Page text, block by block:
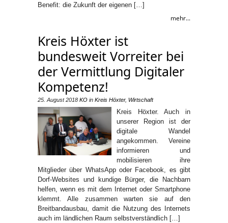
Benefit: die Zukunft der eigenen […]
mehr...
Kreis Höxter ist
bundesweit Vorreiter bei
der Vermittlung Digitaler
Kompetenz!
25. August 2018 KO in Kreis Höxter, Wirtschaft
Kreis Höxter. Auch in
unserer Region ist der
digitale Wandel
angekommen. Vereine
informieren und
mobilisieren ihre
Mitglieder über WhatsApp oder Facebook, es gibt
Dorf-Websites und kundige Bürger, die Nachbarn
helfen, wenn es mit dem Internet oder Smartphone
klemmt. Alle zusammen warten sie auf den
Breitbandausbau, damit die Nutzung des Internets
auch im ländlichen Raum selbstverständlich […]